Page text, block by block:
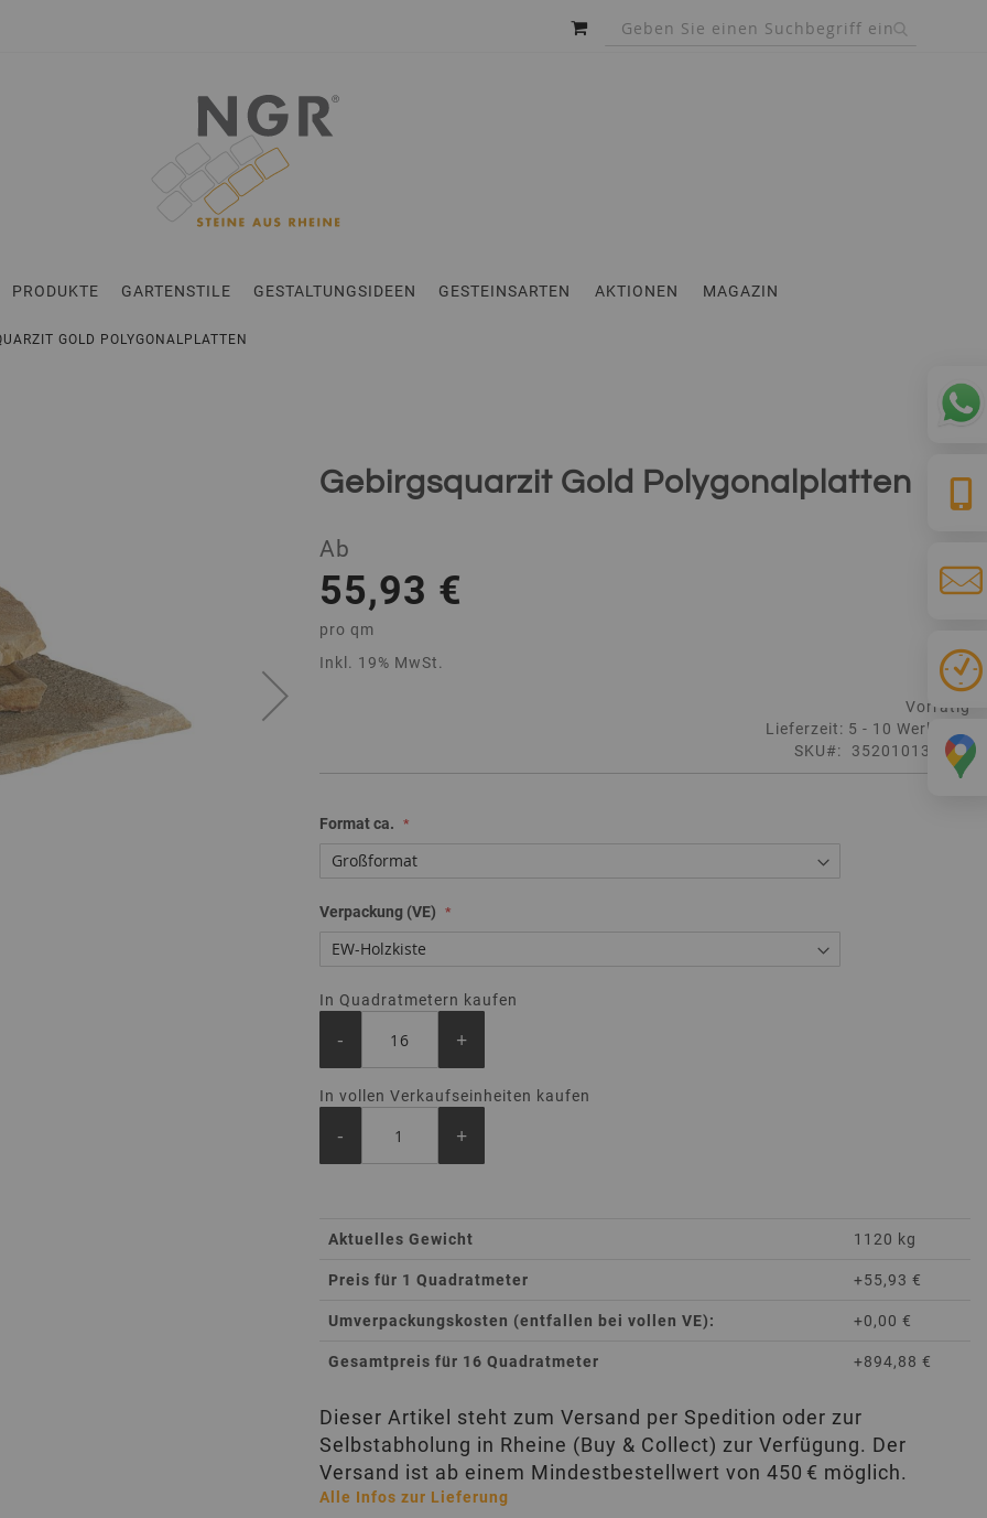
PRODUKTE GARTENSTILE GESTALTUNGSIDEEN GESTEINSARTEN AKTIONEN MAGAZIN
GOLD POLYGONALPLATTEN
Gebirgsquarzit Gold Polygonalplatten
Ab
55,93 €
pro qm
Inkl. 19% MwSt.
Vorrätig
Lieferzeit: 5 - 10 Werktage
SKU
352010137220
Format ca.
Verpackung (VE)
In Quadratmetern kaufen
- +
In vollen Verkaufseinheiten kaufen
- +
Product
Aktuelles Gewicht 1120 kg
Preis für 1 Quadratmeter +55,93 €
Umverpackungskosten (entfallen bei vollen VE): +0,00 €
Gesamtpreis für 16 Quadratmeter +894,88 €
Dieser Artikel steht zum Versand per Spedition oder zur
Selbstabholung in Rheine (Buy & Collect) zur Verfügung. Der
Versand ist ab einem Mindestbestellwert von 450 € möglich.
Alle Infos zur Lieferung